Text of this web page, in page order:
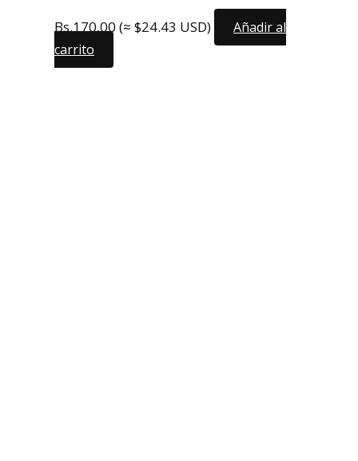
Bs.170,00 (≈ $24.43 USD)
Añadir al
carrito